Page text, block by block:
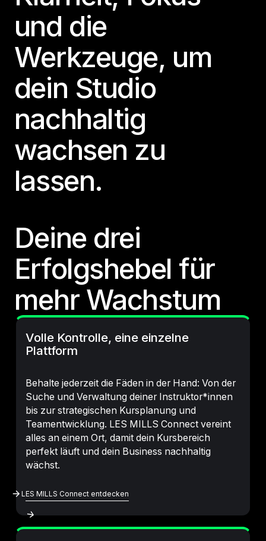
und die
Werkzeuge, um
dein Studio
nachhaltig
wachsen zu
lassen.
Deine drei
Erfolgshebel für
mehr Wachstum
Volle Kontrolle, eine einzelne
Plattform
Behalte jederzeit die Fäden in der Hand: Von der
Suche und Verwaltung deiner Instruktor*innen
bis zur strategischen Kursplanung und
Teamentwicklung. LES MILLS Connect vereint
alles an einem Ort, damit dein Kursbereich
perfekt läuft und dein Business nachhaltig
wächst.
LES MILLS Connect Entdecken
LES MILLS Connect entdecken